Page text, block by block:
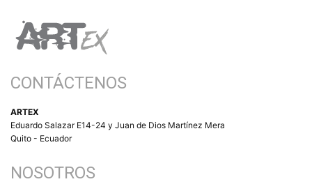
CONTÁCTENOS
ARTEX
Eduardo Salazar E14-24 y Juan de Dios Martínez Mera
Quito - Ecuador
NOSOTROS